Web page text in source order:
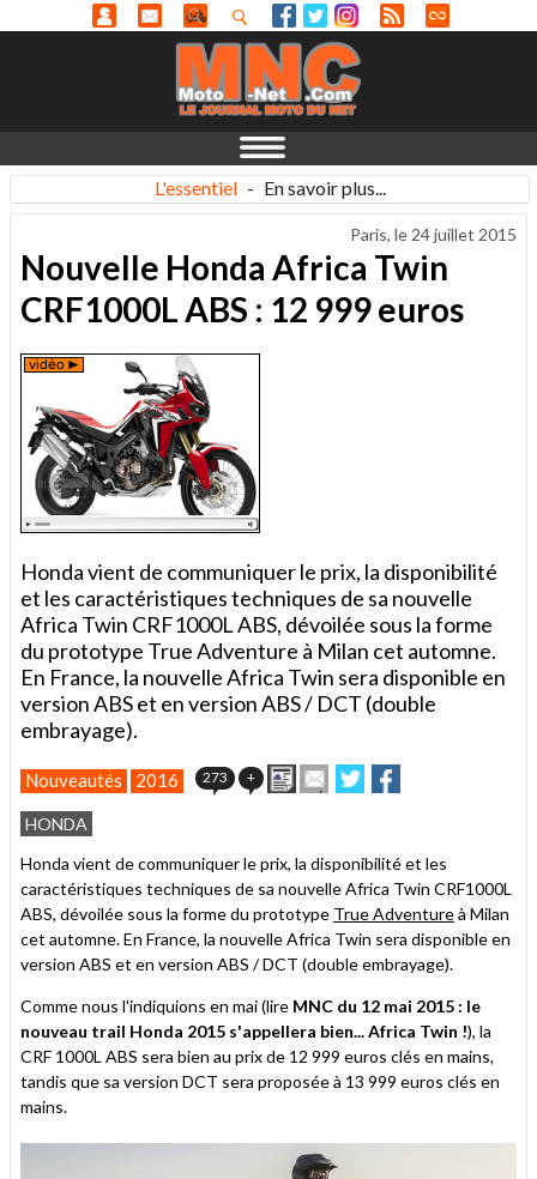
L'essentiel - En savoir plus...
Paris, le 24 juillet 2015
Nouvelle Honda Africa Twin
CRF1000L ABS : 12 999 euros
Honda vient de communiquer le prix, la disponibilité
et les caractéristiques techniques de sa nouvelle
Africa Twin CRF1000L ABS, dévoilée sous la forme
du prototype True Adventure à Milan cet automne.
En France, la nouvelle Africa Twin sera disponible en
version ABS et en version ABS / DCT (double
embrayage).
Nouveautés 2016 273 + ImprimerEnvoyer
cet
un
ami
Partager
sur
sur
HONDA
Honda vient de communiquer le prix, la disponibilité et les
caractéristiques techniques de sa nouvelle Africa Twin CRF1000L
ABS, dévoilée sous la forme du prototype True Adventureà Milan
cet automne. En France, la nouvelle Africa Twin sera disponible en
version ABS et en version ABS / DCT (double embrayage).
Comme nous l'indiquions en mai (lire MNC du 12 mai 2015 : le
nouveau trail Honda 2015 s'appellera bien... Africa Twin !), la
CRF 1000L ABS sera bien au prix de 12 999 euros clés en mains,
tandis que sa version DCT sera proposée à 13 999 euros clés en
mains.